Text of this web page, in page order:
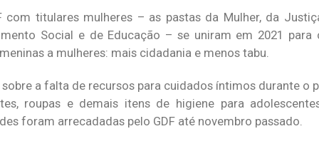
com titulares mulheres – as pastas da Mulher, da
Social e de Educação – se uniram em 2021 para
a mulheres: mais cidadania e menos tabu.
a falta de recursos para cuidados íntimos durante o
roupas e demais itens de higiene para
foram arrecadadas pelo GDF até novembro passado.